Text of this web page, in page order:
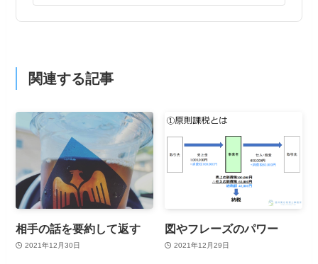
関連する記事
相手の話を要約して返す
2021年12月30日
図やフレーズのパワー
2021年12月29日